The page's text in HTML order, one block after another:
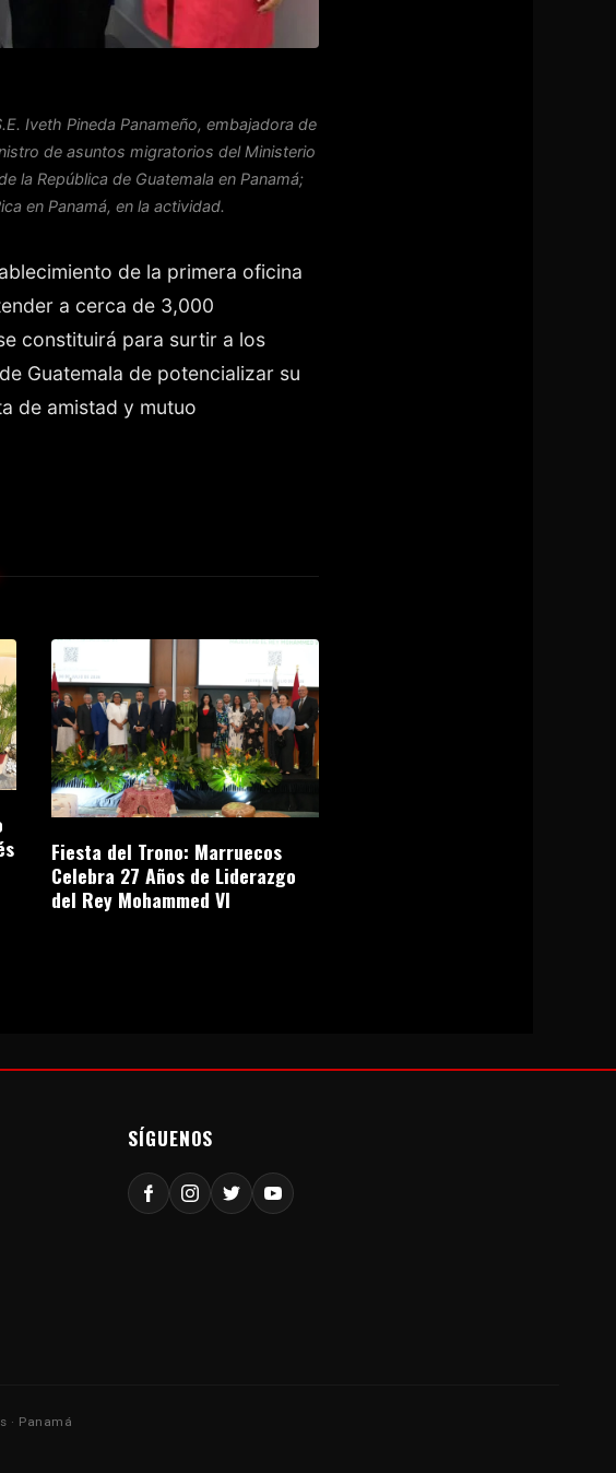
Iveth Pineda Panameño, embajadora de
de asuntos migratorios del Ministerio
la República de Guatemala en Panamá;
en Panamá, en la actividad.
de la primera oficina
a cerca de 3,000
constituirá para surtir a los
Guatemala de potencializar su
de amistad y mutuo
Fiesta del Trono: Marruecos
Celebra 27 Años de Liderazgo
del Rey Mohammed VI
SÍGUENOS
· Panamá